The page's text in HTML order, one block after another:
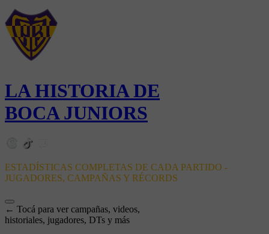
LA HISTORIA DE
BOCA JUNIORS
ESTADÍSTICAS COMPLETAS DE CADA PARTIDO -
JUGADORES, CAMPAÑAS Y RÉCORDS
← Tocá para ver campañas, videos,
historiales, jugadores, DTs y más